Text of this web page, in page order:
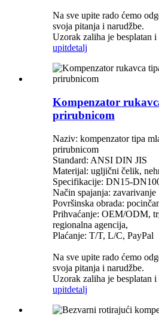
Na sve upite rado ćemo
svoja pitanja i narudžbe.
Uzorak zaliha je besplatan i
upitdetalj
Kompenzator
prirubnicom
Naziv: kompenzator tipa
prirubnicom
Standard: ANSI DIN JIS
Materijal: ugljični čelik,
Specifikacije: DN15-
Način spajanja: zavarivanje
Površinska obrada:
Prihvaćanje: OEM/ODM,
regionalna agencija,
Plaćanje: T/T, L/C, PayPal
Na sve upite rado ćemo
svoja pitanja i narudžbe.
Uzorak zaliha je besplatan i
upitdetalj